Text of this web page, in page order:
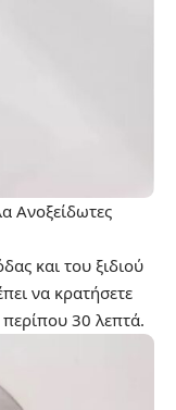
Ανοξείδωτες
και του ξιδιού
να κρατήσετε
30 λεπτά.